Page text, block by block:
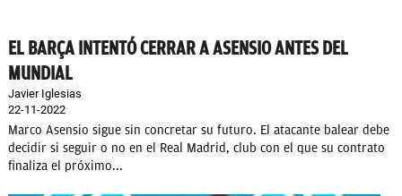
EL BARÇA INTENTÓ CERRAR A ASENSIO ANTES DEL
MUNDIAL
Javier Iglesias
22-11-2022
Marco Asensio sigue sin concretar su futuro. El atacante balear debe
decidir si seguir o no en el Real Madrid, club con el que su contrato
finaliza el próximo...